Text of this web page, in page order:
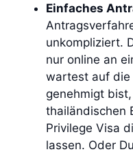
Einfaches
unkompliziert.
nur online an
wartest auf die
genehmigt
thailändischen
Privilege Visa
lassen. Oder